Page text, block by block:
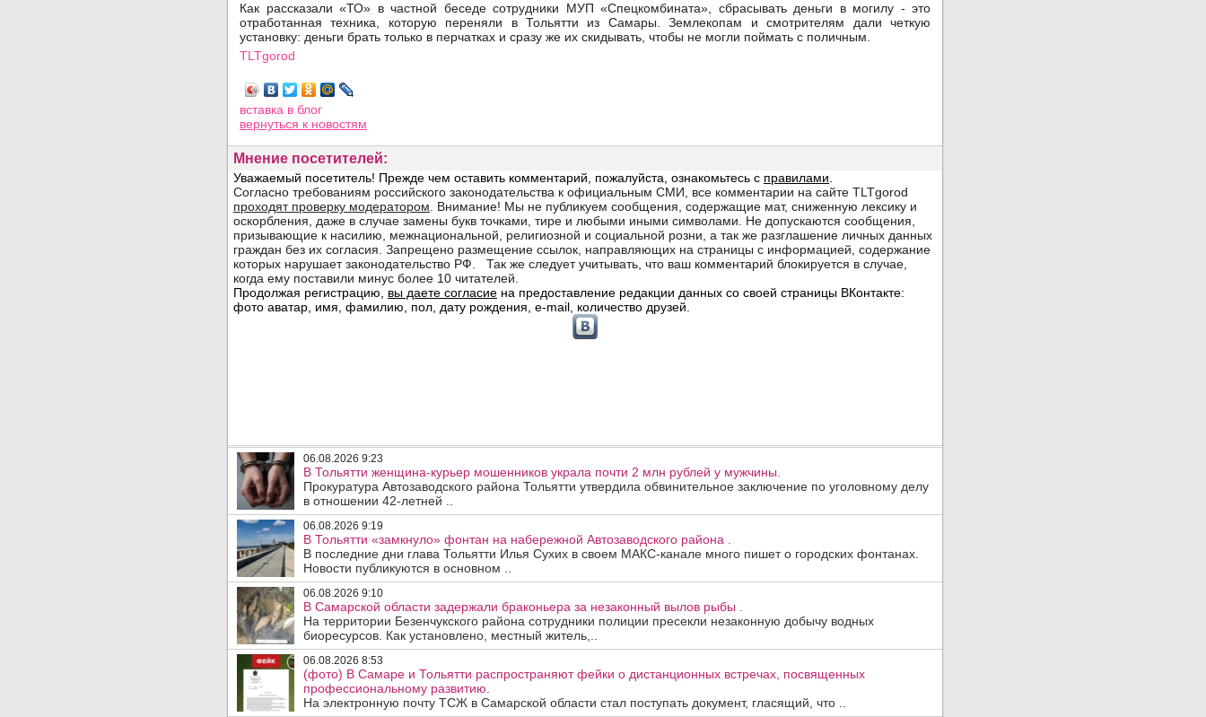
Как рассказали «ТО» в частной беседе сотрудники МУП «Спецкомбината», сбрасывать деньги в могилу - это
отработанная техника, которую переняли в Тольятти из Самары. Землекопам и смотрителям дали четкую
установку: деньги брать только в перчатках и сразу же их скидывать, чтобы не могли поймать с поличным.
TLTgorod
вставка в блог
вернуться к новостям
Мнение посетителей:
06.08.2026 9:23
В Тольятти женщина-курьер мошенников украла почти 2 млн рублей у мужчины.
Прокуратура Автозаводского района Тольятти утвердила обвинительное заключение по уголовному делу
в отношении 42-летней ..
06.08.2026 9:19
В Тольятти «замкнуло» фонтан на набережной Автозаводского района .
В последние дни глава Тольятти Илья Сухих в своем МАКС-канале много пишет о городских фонтанах.
Новости публикуются в основном ..
06.08.2026 9:10
В Самарской области задержали браконьера за незаконный вылов рыбы .
На территории Безенчукского района сотрудники полиции пресекли незаконную добычу водных
биоресурсов. Как установлено, местный житель,..
06.08.2026 8:53
(фото) В Самаре и Тольятти распространяют фейки о дистанционных встречах, посвященных
профессиональному развитию.
На электронную почту ТСЖ в Самарской области стал поступать документ, гласящий, что ..